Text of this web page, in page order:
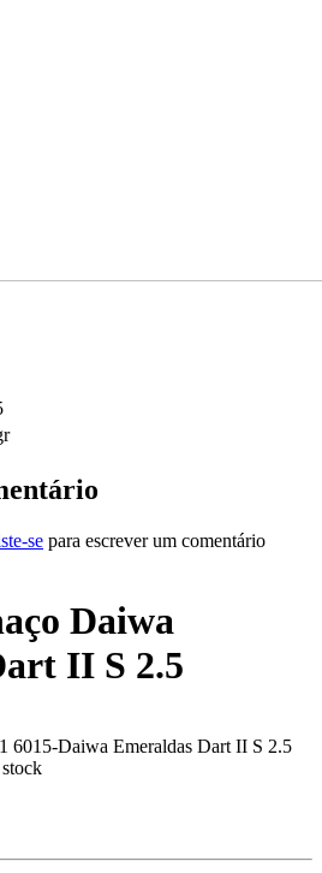
se para escrever um comentário
Daiwa
II S 2.5
6015-Daiwa Emeraldas Dart II S 2.5